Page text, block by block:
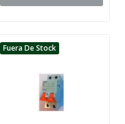
Fuera De Stock